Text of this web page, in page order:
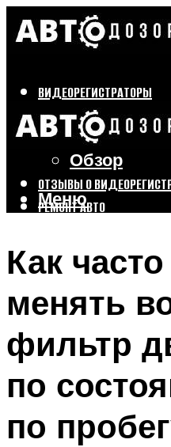
ВИДЕОРЕГИСТРАТОРЫ
Бренды
Выбор
Обзор
ОТЗЫВЫ О
РЕМОНТ АВТО
Меню
Как
менять
фильтр
по
по